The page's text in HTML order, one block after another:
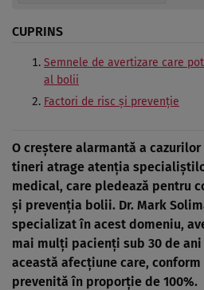
CUPRINS
Semnele de avertizare care
al bolii
Factori de risc și prevenție
O creștere alarmantă a
tineri atrage atenția
medical, care pledează pentru
și prevenția bolii. Dr. Mark
specializat în acest domeniu,
mai mulți pacienți sub 30 de
această afecțiune care,
prevenită în proporție de 100%.